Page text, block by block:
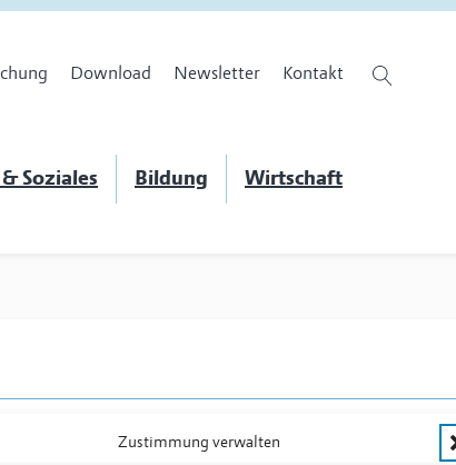
Zustimmung verwalten
Download Newsletter Kontakt
Soziales Bildung Wirtschaft